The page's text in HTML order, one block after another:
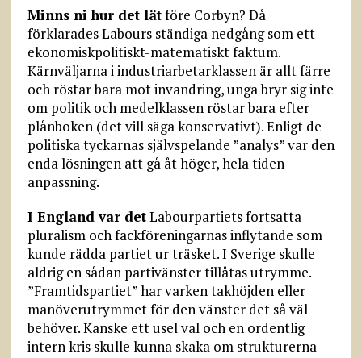
Minns ni hur det lätföre Corbyn? Då
förklarades Labours ständiga nedgång som ett
ekonomiskpolitiskt-matematiskt faktum.
Kärnväljarna i industriarbetarklassen är allt färre
och röstar bara mot invandring, unga bryr sig inte
om politik och medelklassen röstar bara efter
plånboken (det vill säga konservativt). Enligt de
politiska tyckarnas självspelande ”analys” var den
enda lösningen att gå åt höger, hela tiden
anpassning.
I England var detLabourpartiets fortsatta
pluralism och fackföreningarnas inflytande som
kunde rädda partiet ur träsket. I Sverige skulle
aldrig en sådan partivänster tillåtas utrymme.
”Framtidspartiet” har varken takhöjden eller
manöverutrymmet för den vänster det så väl
behöver. Kanske ett usel val och en ordentlig
intern kris skulle kunna skaka om strukturerna